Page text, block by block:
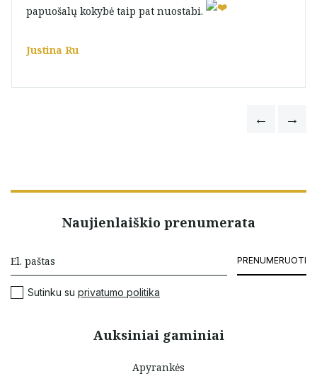
papuošalų kokybė taip pat nuostabi.
Justina Ru
Auksiniai gaminiai
Apyrankės
Naujienlaiškio prenumerata
PRENUMERUOTI
Sutinku su privatumo politika